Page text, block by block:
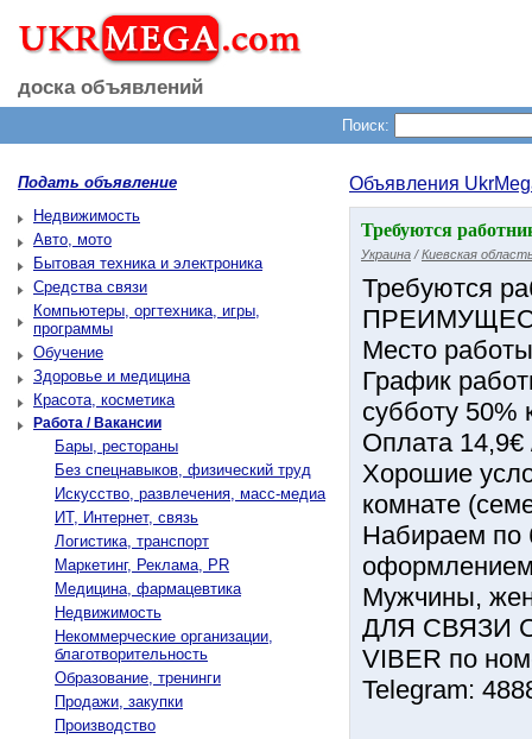
доска объявлений
Поиск:
Подать объявление
Недвижимость
Авто, мото
Бытовая техника и электроника
Средства связи
Компьютеры, оргтехника, игры,
программы
Обучение
Здоровье и медицина
Красота, косметика
Работа / Вакансии
Бары, рестораны
Без спецнавыков, физический труд
Искусство, развлечения, масс-медиа
ИТ, Интернет, связь
Логистика, транспорт
Маркетинг, Реклама, PR
Медицина, фармацевтика
Недвижимость
Некоммерческие организации,
благотворительность
Образование, тренинги
Продажи, закупки
Производство
Объявления
Требуются
Украина /Киевская
Требуются
Место
График
субботу 50%
Оплата 14,9€
Хорошие
комнате
Набираем по
Мужчины,
ДЛЯ СВЯЗИ
VIBER по
Telegram: